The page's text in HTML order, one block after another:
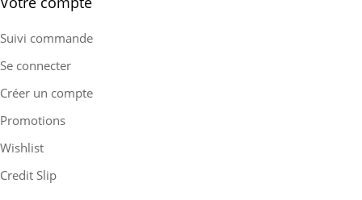
Suivi commande
Se connecter
Créer un compte
Promotions
Wishlist
Credit Slip